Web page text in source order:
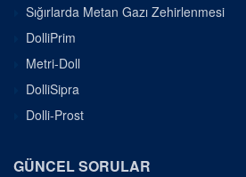
Sığırlarda Metan Gazı Zehirlenmesi
DolliPrim
Metri-Doll
DolliSipra
Dolli-Prost
GÜNCEL SORULAR